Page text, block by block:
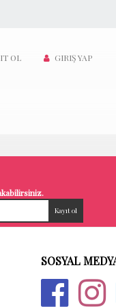
OL GIRIŞ YAP
SOSYAL